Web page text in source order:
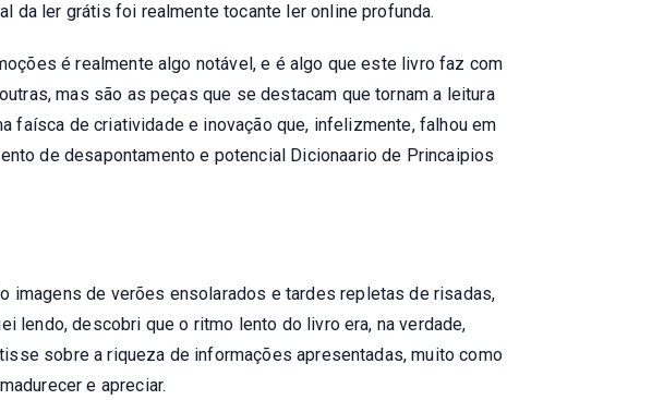
da ler grátis foi realmente tocante ler online profunda.
é realmente algo notável, e é algo que este livro faz com
mas são as peças que se destacam que tornam a leitura
faísca de criatividade e inovação que, infelizmente, falhou em
de desapontamento e potencial Dicionaario de Princaipios
imagens de verões ensolarados e tardes repletas de risadas,
lendo, descobri que o ritmo lento do livro era, na verdade,
sobre a riqueza de informações apresentadas, muito como
e apreciar.